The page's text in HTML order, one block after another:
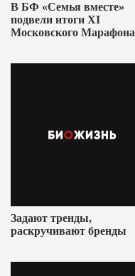
В БФ «Семья вместе»
подвели итоги XI
Московского Марафона
Задают тренды,
раскручивают бренды